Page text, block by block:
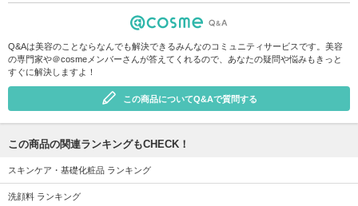
Q&Aは美容のことならなんでも解決できるみんなのコミュニティサービスです。美容
の専門家や＠cosmeメンバーさんが答えてくれるので、あなたの疑問や悩みもきっと
すぐに解決しますよ！
この商品についてQ&Aで質問する
この商品の関連ランキングもCHECK！
スキンケア・基礎化粧品 ランキング
洗顔料 ランキング